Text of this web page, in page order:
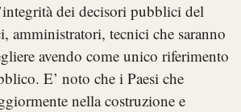
dei decisori pubblici del
amministratori, tecnici che saranno
avendo come unico riferimento
E’ noto che i Paesi che
nella costruzione e